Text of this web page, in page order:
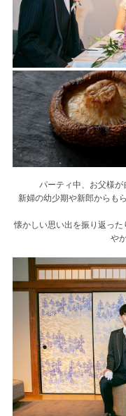
パーティ中、お父様が
新婦の幼少期や新郎からも
懐かしい思い出を振り返っ
や